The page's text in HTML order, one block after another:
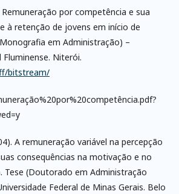
por competência e sua
à retenção de jovens em início de
em Administração) –
Fluminense. Niterói.
bitstream/
A remuneração variável na percepção
consequências na motivação e no
Tese (Doutorado em Administração
Federal de Minas Gerais. Belo